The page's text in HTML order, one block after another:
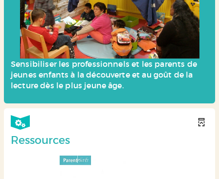
Sensibiliser les professionnels et les parents de
jeunes enfants à la découverte et au goût de la
lecture dès le plus jeune âge.
Ressources